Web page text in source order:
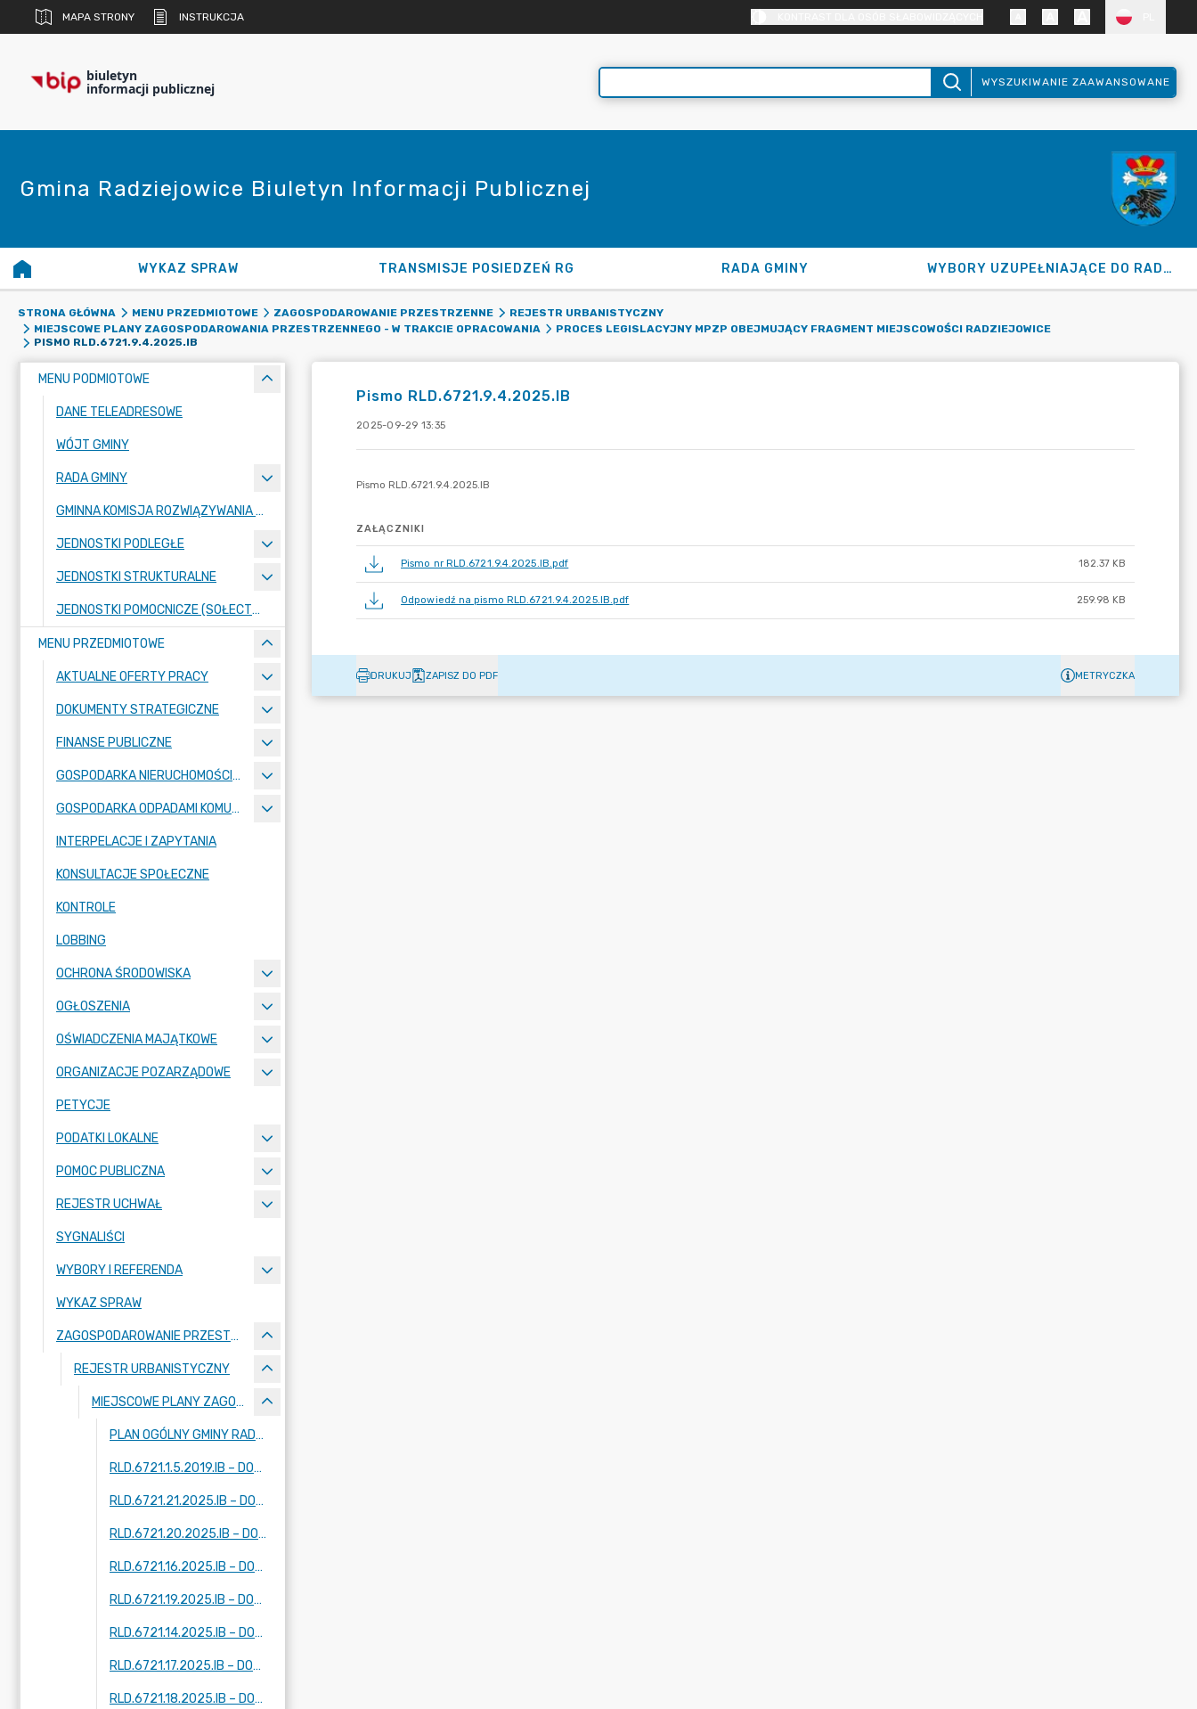
MAPA STRONY INSTRUKCJA
biuletyn
informacji publicznej WYSZUKIWANIE ZAAWANSOWANE
Gmina Radziejowice Biuletyn Informacji Publicznej
WYKAZ SPRAW TRANSMISJE POSIEDZEŃ RG RADA GMINY WYBORY UZUPEŁNIAJĄCE DO RADY GMINY 2026
STRONA GŁÓWNA MENU PRZEDMIOTOWE ZAGOSPODAROWANIE PRZESTRZENNE
REJESTR URBANISTYCZNY
MIEJSCOWE PLANY ZAGOSPODAROWANIA PRZESTRZENNEGO - W TRAKCIE OPRACOWANIA
PROCES LEGISLACYJNY MPZP OBEJMUJĄCY FRAGMENT MIEJSCOWOŚCI RADZIEJOWICE
PISMO RLD.6721.9.4.2025.IB
MENU PODMIOTOWE
DANE TELEADRESOWE
WÓJT GMINY
RADA GMINY
GMINNA KOMISJA ROZWIĄZYWANIA PROBLEMÓW ALKOHOLOWYCH
JEDNOSTKI PODLEGŁE
JEDNOSTKI STRUKTURALNE
JEDNOSTKI POMOCNICZE (SOŁECTWA)
MENU PRZEDMIOTOWE
AKTUALNE OFERTY PRACY
DOKUMENTY STRATEGICZNE
FINANSE PUBLICZNE
GOSPODARKA NIERUCHOMOŚCIAMI
GOSPODARKA ODPADAMI KOMUNALNYMI
INTERPELACJE I ZAPYTANIA
KONSULTACJE SPOŁECZNE
KONTROLE
LOBBING
OCHRONA ŚRODOWISKA
OGŁOSZENIA
OŚWIADCZENIA MAJĄTKOWE
ORGANIZACJE POZARZĄDOWE
PETYCJE
PODATKI LOKALNE
POMOC PUBLICZNA
REJESTR UCHWAŁ
SYGNALIŚCI
WYBORY I REFERENDA
WYKAZ SPRAW
ZAGOSPODAROWANIE PRZESTRZENNE
REJESTR URBANISTYCZNY
MIEJSCOWE PLANY ZAGOSPODAROWANIA PRZESTRZENNEGO - W TRAKCIE OPRACOWANIA
PLAN OGÓLNY GMINY RADZIEJOWICE
RLD.6721.1.5.2019.IB – DOTYCZY FRAGMENTÓW MIEJSCOWOŚCI: KRZE DUŻE, ADAMÓW-PARCEL, RADZIEJOWICE
RLD.6721.21.2025.IB – DOTYCZY FRAGMENTU MIEJSCOWOŚCI: ZAZDROŚĆ
RLD.6721.20.2025.IB – DOTYCZY FRAGMENTU MIEJSCOWOŚCI: RADZIEJOWICE
RLD.6721.16.2025.IB – DOTYCZY DWÓCH FRAGMENTÓW MIEJSCOWOŚCI: KUKLÓWKA ZARZECZNA
RLD.6721.19.2025.IB – DOTYCZY DWÓCH FRAGMENTÓW MIEJSCOWOŚCI: KUKLÓWKA ZARZECZNA
RLD.6721.14.2025.IB – DOTYCZY FRAGMENTU MIEJSCOWOŚCI: TARTAK BRZÓZKI, KORYTÓW (I I II) ZBOISKA, KAMIONKA
RLD.6721.17.2025.IB – DOTYCZY FRAGMENTU MIEJSCOWOŚCI: ADAMÓW -WIEŚ, KUKLÓWKA ZARZECZNA I KRZE DUŻE
RLD.6721.18.2025.IB – DOTYCZY FRAGMENTU MIEJSCOWOŚCI KUKLÓWKA ZARZECZNA.
Pismo RLD.6721.9.4.2025.IB
2025-09-29 13:35
ZAŁĄCZNIKI
Pismo nr RLD.6721.9.4.2025.IB.pdf 182.37 KB
Odpowiedź na pismo RLD.6721.9.4.2025.IB.pdf 259.98 KB
DRUKUJ ZAPISZ DO PDF METRYCZKA